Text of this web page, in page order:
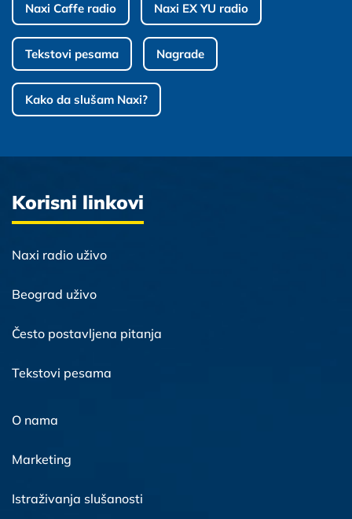
Naxi Caffe radio Naxi EX YU radio
Tekstovi pesama Nagrade
Kako da slušam Naxi?
Korisni linkovi
Naxi radio uživo
Beograd uživo
Često postavljena pitanja
Tekstovi pesama
O nama
Marketing
Istraživanja slušanosti